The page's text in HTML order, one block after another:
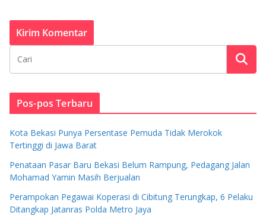
Pos-pos Terbaru
Kota Bekasi Punya Persentase Pemuda Tidak Merokok
Tertinggi di Jawa Barat
Penataan Pasar Baru Bekasi Belum Rampung, Pedagang Jalan
Mohamad Yamin Masih Berjualan
Perampokan Pegawai Koperasi di Cibitung Terungkap, 6 Pelaku
Ditangkap Jatanras Polda Metro Jaya